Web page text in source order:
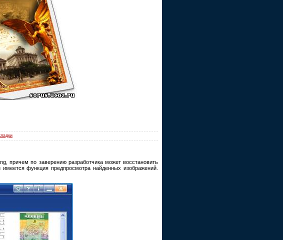
причем по заверению разработчика может восстановить
функция предпросмотра найденных изображений.